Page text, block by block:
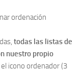
ordenación
todas las listas de
nuestro propio
icono ordenador (3